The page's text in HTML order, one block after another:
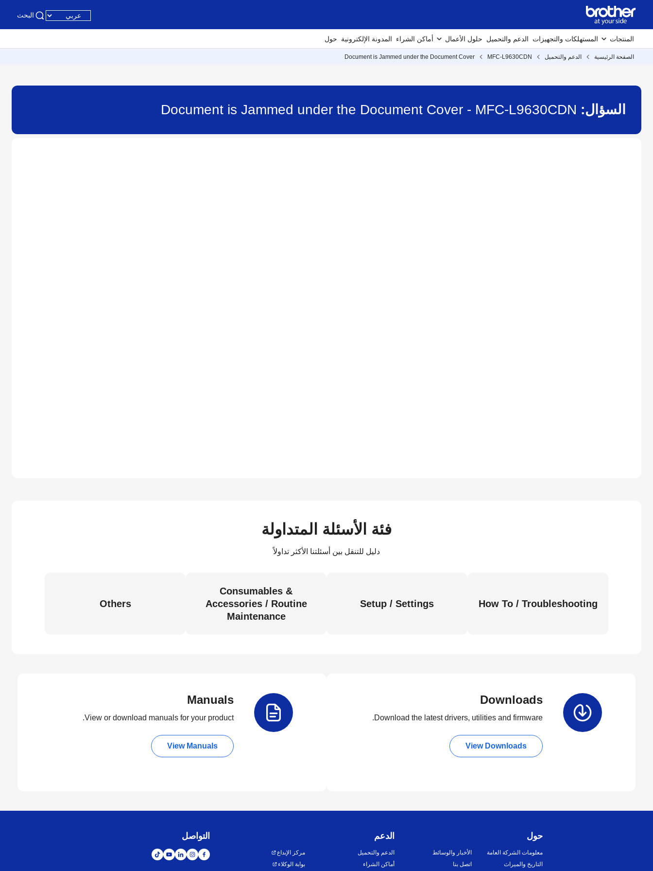
البحث
المنتجات المستهلكات والتجهيزات الدعم والتحميل حلول الأعمال أماكن الشراء المدونة الإلكترونية حول
الصفحة الرئيسية الدعم والتحميل MFC-L9630CDN
Document is Jammed under the Document Cover
السؤال: Document is Jammed under the Document Cover - MFC-L9630CDN
فئة الأسئلة المتداولة
دليل للتنقل بين أسئلتنا الأكثر تداولاً
How To / Troubleshooting
Setup / Settings
Consumables &
Accessories / Routine
Maintenance
Others
Downloads
Download the latest drivers, utilities and firmware.
View Downloads
Manuals
View or download manuals for your product.
View Manuals
حول
معلومات الشركة العامة
التاريخ والميراث
الأخبار والوسائط
اتصل بنا
الدعم
الدعم والتحميل
أماكن الشراء
مركز الإبداع
بوابة الوكلاء
التواصل